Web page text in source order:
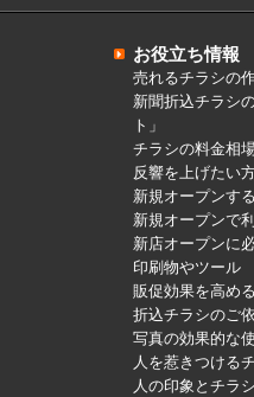
お役立ち情報
売れるチラシの
新聞折込チラシ
ト」
チラシの料金相
反響を上げたい
新規オープンす
新規オープンで
新店オープンに
印刷物やツール
販促効果を高め
折込チラシのご
写真の効果的な
人を惹きつける
人の印象とチラ